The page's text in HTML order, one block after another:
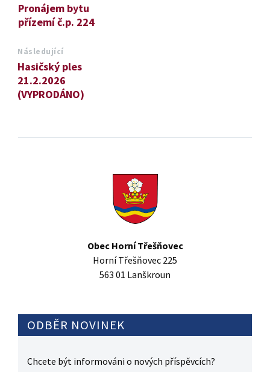
Pronájem bytu
přízemí č.p. 224
Následující
Hasičský ples
21.2.2026
(VYPRODÁNO)
Obec Horní Třešňovec
Horní Třešňovec 225
563 01 Lanškroun
ODBĚR NOVINEK
Chcete být informováni o nových příspěvcích?